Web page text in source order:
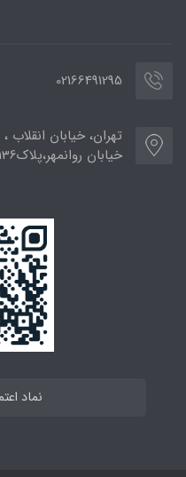
02166491295
خیابان روانمهر،پلاک136 ، واحد1
نماد